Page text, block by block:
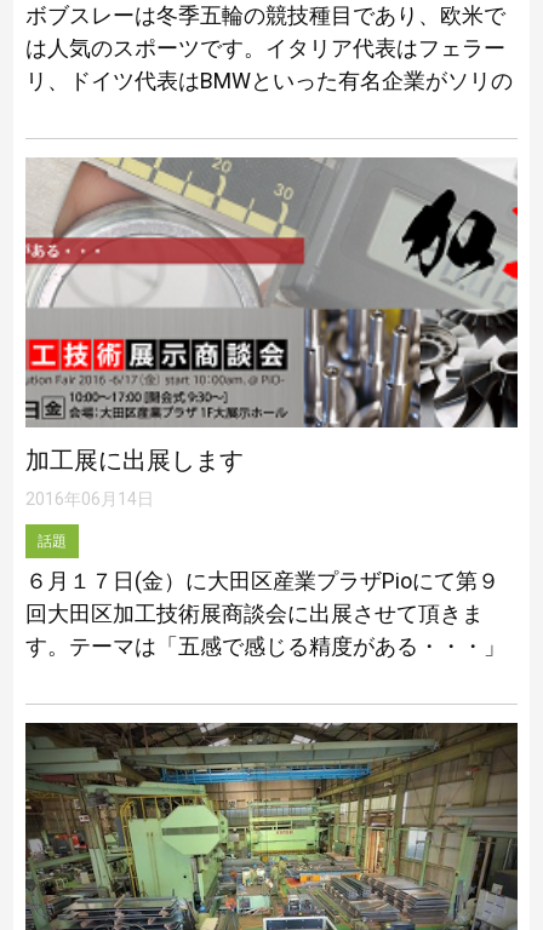
ボブスレーは冬季五輪の競技種目であり、欧米で
は人気のスポーツです。イタリア代表はフェラー
リ、ドイツ代表はBMWといった有名企業がソリの
ソリを調達し改良し競技に臨んでいます。時に […]
加工展に出展します
2016年06月14日
話題
６月１７日(金）に大田区産業プラザPioにて第９
回大田区加工技術展商談会に出展させて頂きま
す。テーマは「五感で感じる精度がある・・・」
自慢の技術を駆使して作り上げた製品を展示し […]